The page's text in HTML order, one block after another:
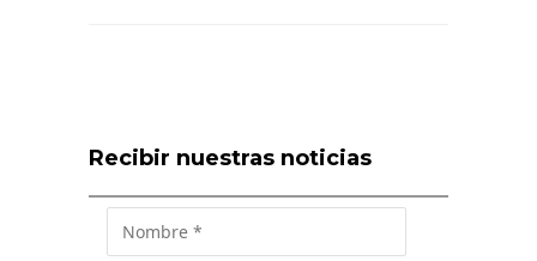
Recibir nuestras noticias